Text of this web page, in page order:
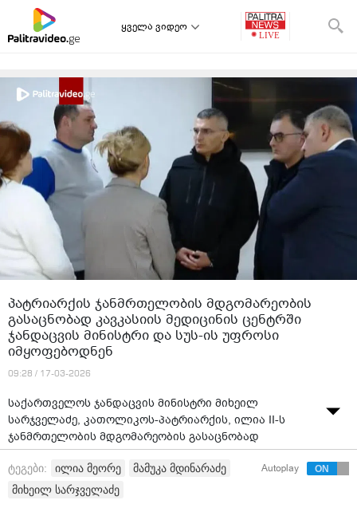
ყველა ვიდეო
პატრიარქის ჯანმრთელობის მდგომარეობის
გასაცნობად კავკასიის მედიცინის ცენტრში
ჯანდაცვის მინისტრი და სუს-ის უფროსი
იმყოფებოდნენ
09:28 / 17-03-2026
საქართველოს ჯანდაცვის მინისტრი მიხეილ
სარჯველაძე, კათოლიკოს-პატრიარქის, ილია II-ს
ჯანმრთელობის მდგომარეობის გასაცნობად
კავკასიის მედიცინის ცენტრში იმყოფებოდა.
სარჯველაძის თქმით, ექიმების მხრიდან ყველაფერი
კეთდება, რომ პატრიარქის უსაფრთხოება და
ტეგები: ილია მეორე
მამუკა მდინარაძე
მიხეილ სარჯველაძე
Autoplay